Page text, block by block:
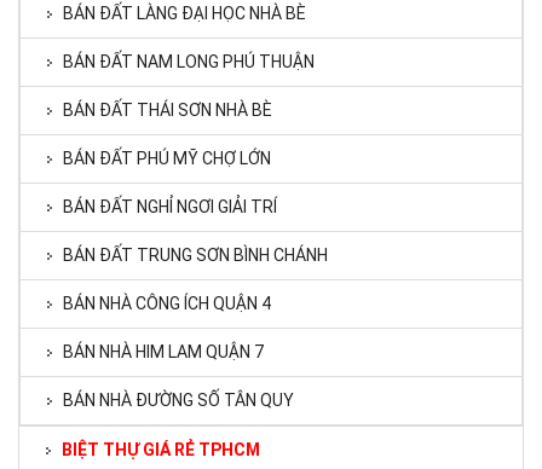
BÁN ĐẤT LÀNG ĐẠI HỌC NHÀ BÈ
BÁN ĐẤT NAM LONG PHÚ THUẬN
BÁN ĐẤT THÁI SƠN NHÀ BÈ
BÁN ĐẤT PHÚ MỸ CHỢ LỚN
BÁN ĐẤT NGHỈ NGƠI GIẢI TRÍ
BÁN ĐẤT TRUNG SƠN BÌNH CHÁNH
BÁN NHÀ CÔNG ÍCH QUẬN 4
BÁN NHÀ HIM LAM QUẬN 7
BÁN NHÀ ĐƯỜNG SỐ TÂN QUY
BIỆT THỰ GIÁ RẺ TPHCM